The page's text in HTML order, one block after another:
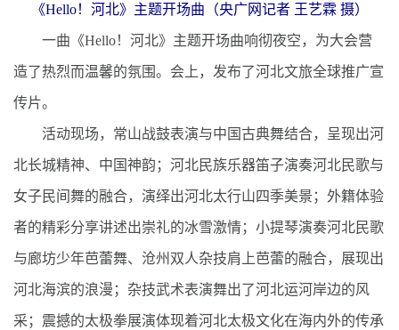
《Hello！河北》主题开场曲（央广网记者 王艺霖 摄）
一曲《Hello！河北》主题开场曲响彻夜空，为大会营
造了热烈而温馨的氛围。会上，发布了河北文旅全球推广宣
传片。
活动现场，常山战鼓表演与中国古典舞结合，呈现出河
北长城精神、中国神韵；河北民族乐器笛子演奏河北民歌与
女子民间舞的融合，演绎出河北太行山四季美景；外籍体验
者的精彩分享讲述出崇礼的冰雪激情；小提琴演奏河北民歌
与廊坊少年芭蕾舞、沧州双人杂技肩上芭蕾的融合，展现出
河北海滨的浪漫；杂技武术表演舞出了河北运河岸边的风
采；震撼的太极拳展演体现着河北太极文化在海内外的传承